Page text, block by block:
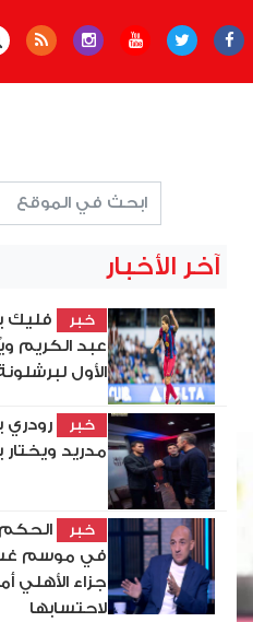
آخر الأخبار
خبر
فليك
عبد الكريم
الأول
خبر
مدريد ويختار
خبر
الحكم
في موسم
جزاء الأهلي
لاحتسابها